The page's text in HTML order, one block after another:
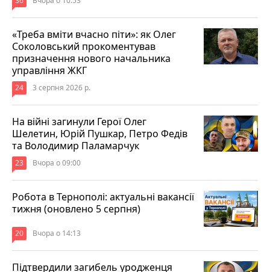
«Треба вміти вчасно піти»: як Олег
Соколовський прокоментував
призначення нового начальника
управління ЖКГ
24 3 серпня 2026 р.
На війні загинули Герої Олег
Шелетин, Юрій Пушкар, Петро Федів
та Володимир Паламарчук
23 Вчора о 09:00
Робота в Тернополі: актуальні вакансії
тижня (оновлено 5 серпня)
20 Вчора о 14:13
Підтвердили загибель уродженця